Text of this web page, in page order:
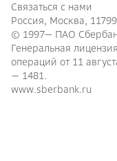
Связаться с нами
Россия, Москва,
© 1997— ПАО
Генеральная
операций от 11
— 1481.
www.sberbank.ru